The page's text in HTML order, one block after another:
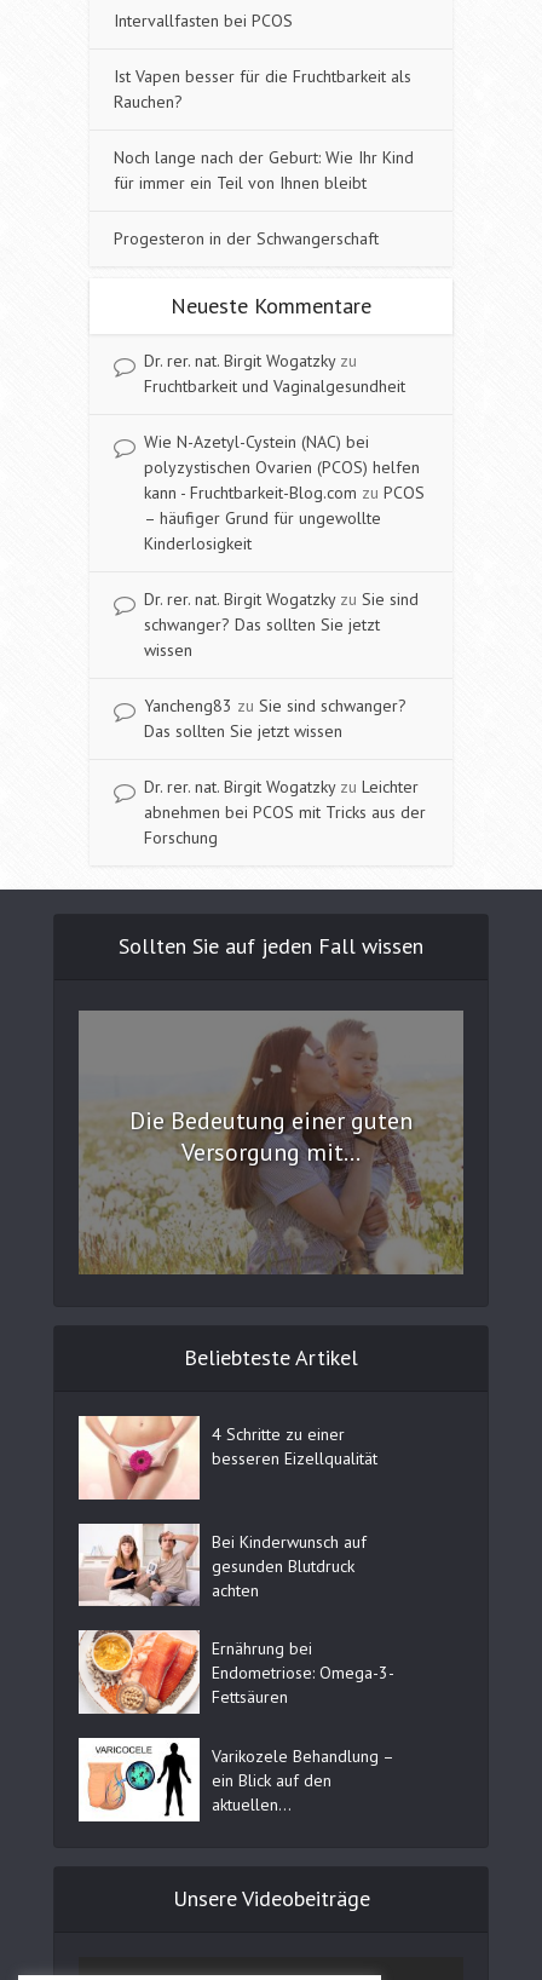
Intervallfasten bei PCOS
Ist Vapen besser für die Fruchtbarkeit als
Rauchen?
Noch lange nach der Geburt: Wie Ihr Kind
für immer ein Teil von Ihnen bleibt
Progesteron in der Schwangerschaft
Neueste Kommentare
Dr. rer. nat. Birgit Wogatzkyzu
Fruchtbarkeit und Vaginalgesundheit
Wie N-Azetyl-Cystein (NAC) bei
polyzystischen Ovarien (PCOS) helfen
kann - Fruchtbarkeit-Blog.com zu PCOS
– häufiger Grund für ungewollte
Kinderlosigkeit
Dr. rer. nat. Birgit Wogatzkyzu Sie sind
schwanger? Das sollten Sie jetzt
wissen
Yancheng83 zu Sie sind schwanger?
Das sollten Sie jetzt wissen
Dr. rer. nat. Birgit Wogatzkyzu Leichter
abnehmen bei PCOS mit Tricks aus der
Forschung
Sollten Sie auf jeden Fall wissen
Die Bedeutung einer guten
Versorgung mit...
Beliebteste Artikel
4 Schritte zu einer
besseren Eizellqualität
Bei Kinderwunsch auf
gesunden Blutdruck
achten
Ernährung bei
Endometriose: Omega-3-
Fettsäuren
Varikozele Behandlung –
ein Blick auf den
aktuellen...
Unsere Videobeiträge